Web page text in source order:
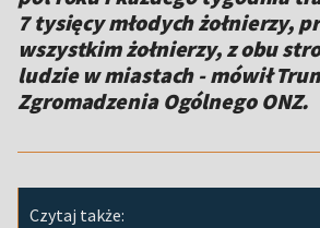
7 tysięcy młodych żołnierzy,
wszystkim żołnierzy, z obu
ludzie w miastach - mówił
Zgromadzenia Ogólnego ONZ.
Czytaj także: